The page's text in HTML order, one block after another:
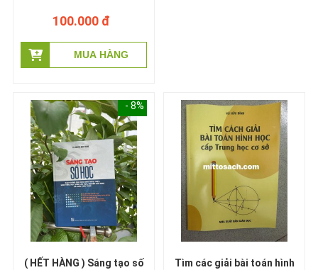
100.000 đ
- 8%
( HẾT HÀNG ) Sáng tạo số
Tìm các giải bài toán hình